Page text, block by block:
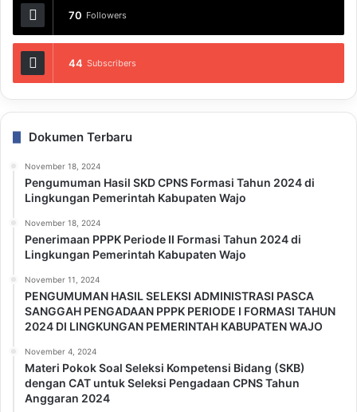
70 Followers
44 Subscribers
Dokumen Terbaru
November 18, 2024
Pengumuman Hasil SKD CPNS Formasi Tahun 2024 di
Lingkungan Pemerintah Kabupaten Wajo
November 18, 2024
Penerimaan PPPK Periode II Formasi Tahun 2024 di
Lingkungan Pemerintah Kabupaten Wajo
November 11, 2024
PENGUMUMAN HASIL SELEKSI ADMINISTRASI PASCA
SANGGAH PENGADAAN PPPK PERIODE I FORMASI TAHUN
2024 DI LINGKUNGAN PEMERINTAH KABUPATEN WAJO
November 4, 2024
Materi Pokok Soal Seleksi Kompetensi Bidang (SKB)
dengan CAT untuk Seleksi Pengadaan CPNS Tahun
Anggaran 2024